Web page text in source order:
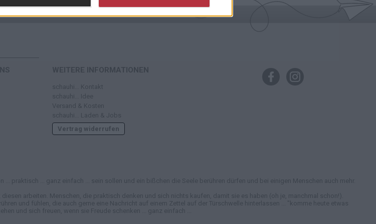
WEITERE INFORMATIONEN
schauhi... Kontakt
schauhi... Idee
Versand & Kosten
schauhi... Laden & Jobs
Vertrag widerrufen
praktisch ... ganz einfach ... sein sollen und ein bißchen die Seele berühren dürfen und bei einigen Menschen auch mehr.
arbeiten. Menschen, die praktisch denken und sich nichts kaufen, damit sie es haben (oh je, manchmal schon!).
und fühlen, die auch gerne eine Nachricht auf einem Zettel auf der Türschwelle hinterlassen ... "komme heute etwas
und sich freuen, wenn sie Freude schenken ... ganz einfach ...